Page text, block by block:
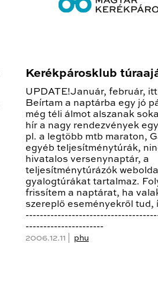
Kerékpárosklub
UPDATE!Január, február,
Beírtam a naptárba egy jó
még téli álmot alszanak
hír a nagy rendezvények
pl. a legtöbb mtb maraton,
egyéb teljesítménytúrák,
hivatalos versenynaptár, a
teljesítménytúrázók
gyalogtúrákat tartalmaz.
frissítem a naptárat, ha
szereplő eseményekről tud,
----------------------
2006.12.11 | phu